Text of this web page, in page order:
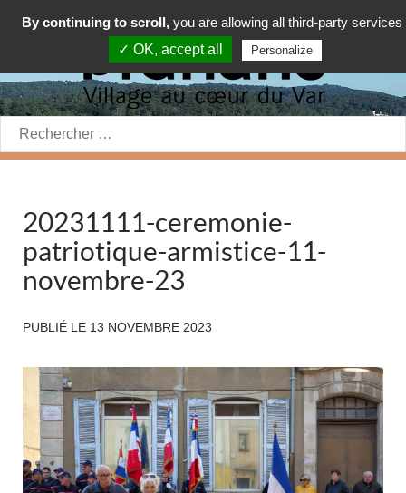
Rechercher:
20231111-ceremonie-
patriotique-armistice-11-
novembre-23
PUBLIÉ LE 13 NOVEMBRE 2023
By continuing to scroll, you are allowing all third-party services
✓ OK, accept all
Personalize